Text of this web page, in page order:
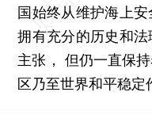
国始终从维护海上
拥有充分的历史和
主张， 但仍一直保
区乃至世界和平稳定